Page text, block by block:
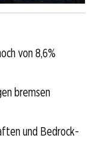
von 8,6%
bremsen
und Bedrock-